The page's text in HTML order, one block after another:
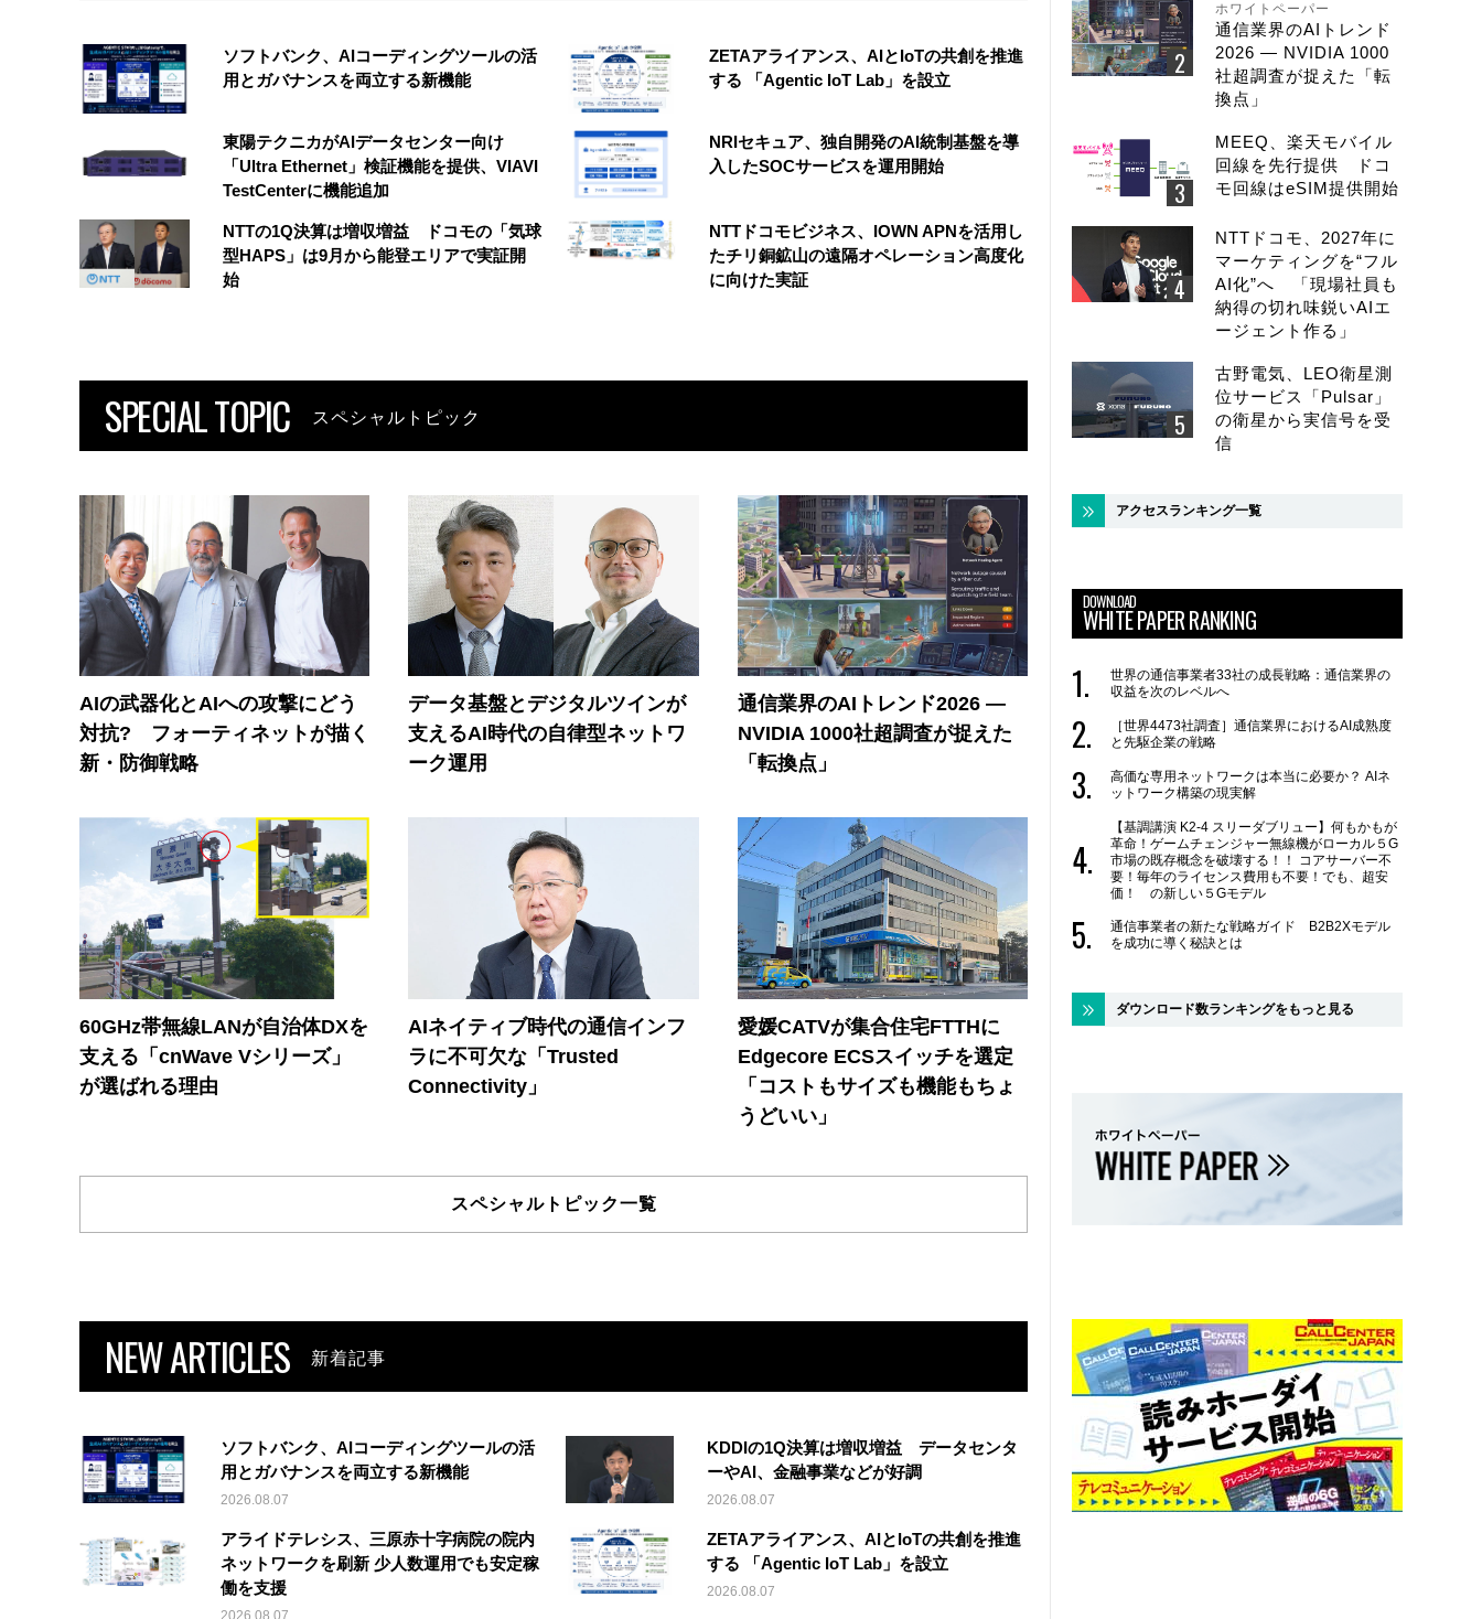
ソフトバンク、AIコーディングツールの活
用とガバナンスを両立する新機能
ZETAアライアンス、AIとIoTの共創を推進
する 「Agentic IoT Lab」を設立
東陽テクニカがAIデータセンター向け
「Ultra Ethernet」検証機能を提供、VIAVI
TestCenterに機能追加
NRIセキュア、独自開発のAI統制基盤を導
入したSOCサービスを運用開始
NTTの1Q決算は増収増益 ドコモの「気球
型HAPS」は9月から能登エリアで実証開
始
NTTドコモビジネス、IOWN APNを活用し
たチリ銅鉱山の遠隔オペレーション高度化
に向けた実証
SPECIAL TOPIC スペシャルトピック
AIの武器化とAIへの攻撃にどう
対抗? フォーティネットが描く
新・防御戦略
データ基盤とデジタルツインが
支えるAI時代の自律型ネットワ
ーク運用
通信業界のAIトレンド2026 ―
NVIDIA 1000社超調査が捉えた
「転換点」
60GHz帯無線LANが自治体DXを
支える「cnWave Vシリーズ」
が選ばれる理由
AIネイティブ時代の通信インフ
ラに不可欠な「Trusted
Connectivity」
愛媛CATVが集合住宅FTTHに
Edgecore ECSスイッチを選定
「コストもサイズも機能もちょ
うどいい」
スペシャルトピック一覧
NEW ARTICLES 新着記事
ソフトバンク、AIコーディングツールの活
用とガバナンスを両立する新機能
2026.08.07
KDDIの1Q決算は増収増益 データセンタ
ーやAI、金融事業などが好調
2026.08.07
アライドテレシス、三原赤十字病院の院内
ネットワークを刷新 少人数運用でも安定稼
働を支援
2026.08.07
ZETAアライアンス、AIとIoTの共創を推進
する 「Agentic IoT Lab」を設立
2026.08.07
ホワイトペーパー
通信業界のAIトレンド
2026 ― NVIDIA 1000
社超調査が捉えた「転
換点」
MEEQ、楽天モバイル
回線を先行提供 ドコ
モ回線はeSIM提供開始
NTTドコモ、2027年に
マーケティングを“フル
AI化”へ 「現場社員も
納得の切れ味鋭いAIエ
ージェント作る」
古野電気、LEO衛星測
位サービス「Pulsar」
の衛星から実信号を受
信
アクセスランキング一覧
DOWNLOAD
WHITE PAPER RANKING
世界の通信事業者33社の成長戦略：通信業界の
収益を次のレベルへ
［世界4473社調査］通信業界におけるAI成熟度
と先駆企業の戦略
高価な専用ネットワークは本当に必要か？ AIネ
ットワーク構築の現実解
【基調講演 K2-4 スリーダブリュー】何もかもが
革命！ゲームチェンジャー無線機がローカル５G
市場の既存概念を破壊する！！ コアサーバー不
要！毎年のライセンス費用も不要！でも、超安
価！ の新しい５Gモデル
通信事業者の新たな戦略ガイド B2B2Xモデル
を成功に導く秘訣とは
ダウンロード数ランキングをもっと見る